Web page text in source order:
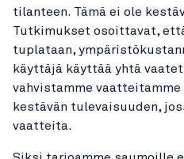
tilanteen. Tämä ei ole
Tutkimukset osoittavat,
tuplataan,
käyttäjä käyttää yhtä
vahvistamme
kestävän tulevaisuuden,
vaatteita.